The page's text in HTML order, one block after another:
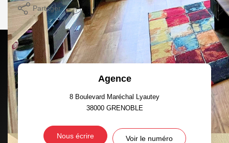
Partager Calculer mon budget
Agence
8 Boulevard Maréchal Lyautey
38000 GRENOBLE
Nous écrire Voir le numéro